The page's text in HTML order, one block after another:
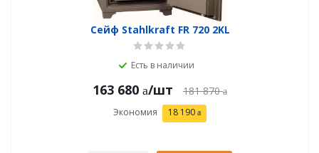
Сейф Stahlkraft FR 720 2KL
Есть в наличии
163 680 /шт 181 870
Экономия 18 190